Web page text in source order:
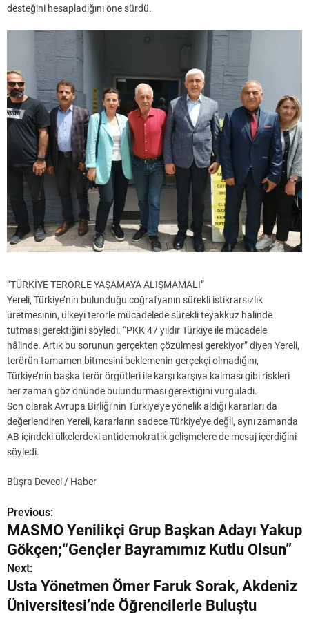
desteğini hesapladığını öne sürdü.
“TÜRKİYE TERÖRLE YAŞAMAYA ALIŞMAMALI”
Yereli, Türkiye’nin bulunduğu coğrafyanın sürekli istikrarsızlık
üretmesinin, ülkeyi terörle mücadelede sürekli teyakkuz halinde
tutması gerektiğini söyledi. “PKK 47 yıldır Türkiye ile mücadele
hâlinde. Artık bu sorunun gerçekten çözülmesi gerekiyor” diyen Yereli,
terörün tamamen bitmesini beklemenin gerçekçi olmadığını,
Türkiye’nin başka terör örgütleri ile karşı karşıya kalması gibi riskleri
her zaman göz önünde bulundurması gerektiğini vurguladı.
Son olarak Avrupa Birliği’nin Türkiye’ye yönelik aldığı kararları da
değerlendiren Yereli, kararların sadece Türkiye’ye değil, aynı zamanda
AB içindeki ülkelerdeki antidemokratik gelişmelere de mesaj içerdiğini
söyledi.
Büşra Deveci / Haber
Y
a
z
ı
Previous:
MASMO Yenilikçi Grup Başkan Adayı Yakup
Gökçen;“Gençler Bayramımız Kutlu Olsun”
Next:
Usta Yönetmen Ömer Faruk Sorak, Akdeniz
Üniversitesi’nde Öğrencilerle Buluştu